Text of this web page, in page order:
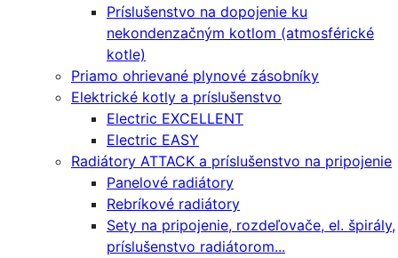
Príslušenstvo na dopojenie ku
nekondenzačným kotlom (atmosférické
kotle)
Priamo ohrievané plynové zásobníky
Elektrické kotly a príslušenstvo
Electric EXCELLENT
Electric EASY
Radiátory ATTACK a príslušenstvo na pripojenie
Panelové radiátory
Rebríkové radiátory
Sety na pripojenie, rozdeľovače, el. špirály,
príslušenstvo radiátorom...